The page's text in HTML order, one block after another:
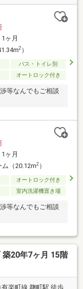
1ヶ月
2）
バス・トイレ別
オートロック付き
等なんでもご相談
1ヶ月
（20.12m2）
オートロック付き
室内洗濯機置き場
等なんでもご相談
20年7ヶ月 15階
楽町線 麹町駅 徒歩